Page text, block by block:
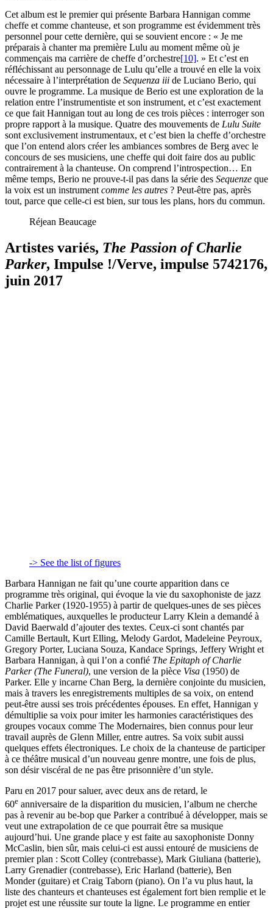
Cet album est le premier qui présente Barbara Hannigan comme
cheffe et comme chanteuse, et son programme est évidemment très
personnel pour cette dernière, qui se souvient encore : « Je me
préparais à chanter ma première Lulu au moment même où je
commençais ma carrière de cheffe d’orchestre[10]. » Et c’est en
réfléchissant au personnage de Lulu qu’elle a trouvé en elle la voix
nécessaire à l’interprétation de Sequenza iii de Luciano Berio, qui
ouvre le programme. La musique de Berio est une exploration de la
relation entre l’instrumentiste et son instrument, et c’est exactement
ce que fait Hannigan tout au long de ces trois pièces : interroger son
propre rapport à la musique. Quatre des mouvements de Lulu Suite
sont exclusivement instrumentaux, et c’est bien la cheffe d’orchestre
que l’on entend alors créer les ambiances sombres de Berg avec le
concours de ses musiciens, une cheffe qui doit faire dos au public
contrairement à la chanteuse. On comprend l’introspection… En
même temps, Berio ne prouve-t-il pas dans la série des Sequenze que
la voix est un instrument comme les autres ? Peut-être pas, après
tout, parce que celle-ci est bien, sur tous les plans, hors du commun.
Réjean Beaucage
Artistes variés, The Passion of Charlie
Parker, Impulse !/Verve, impulse 5742176,
juin 2017
-> See the list of figures
Barbara Hannigan ne fait qu’une courte apparition dans ce
programme très original, qui évoque la vie du saxophoniste de jazz
Charlie Parker (1920-1955) à partir de quelques-unes de ses pièces
emblématiques, auxquelles le producteur Larry Klein a demandé à
David Baerwald d’ajouter des textes. Ceux-ci sont chantés par
Camille Bertault, Kurt Elling, Melody Gardot, Madeleine Peyroux,
Gregory Porter, Luciana Souza, Kandace Springs, Jeffery Wright et
Barbara Hannigan, à qui l’on a confié The Epitaph of Charlie
Parker (The Funeral), une version de la pièce Visa (1950) de
Parker. Elle y incarne Chan Berg, la dernière conjointe du musicien,
mais à travers les enregistrements multiples de sa voix, on entend
peut-être aussi ses trois précédentes épouses. En effet, Hannigan y
démultiplie sa voix pour imiter les harmonies caractéristiques des
groupes vocaux comme The Modernaires, bien connus pour leur
travail auprès de Glenn Miller, entre autres. Sa voix subit aussi
quelques effets électroniques. Le choix de la chanteuse de participer
à ce théâtre musical d’un nouveau genre montre, une fois de plus,
son désir viscéral de ne pas être prisonnière d’un style.
Paru en 2017 pour saluer, avec deux ans de retard, le
60e anniversaire de la disparition du musicien, l’album ne cherche
pas à revenir au be-bop que Parker a contribué à développer, mais se
veut une extrapolation de ce que pourrait être sa musique
aujourd’hui. Une grande place y est faite au saxophoniste Donny
McCaslin, bien sûr, mais celui-ci est aussi entouré de musiciens de
premier plan : Scott Colley (contrebasse), Mark Giuliana (batterie),
Larry Grenadier (contrebasse), Eric Harland (batterie), Ben
Monder (guitare) et Craig Taborn (piano). On l’a vu plus haut, la
liste des chanteurs et chanteuses est également fort bien remplie et le
projet est une réussite sur toute la ligne. Le programme en entier